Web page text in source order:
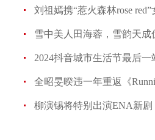
刘祖嫣携“惹火森林rose
雪中美人田海蓉，雪韵天成